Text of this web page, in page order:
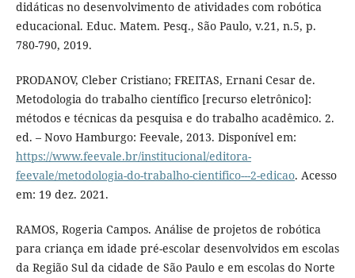
didáticas no desenvolvimento de atividades com robótica
educacional. Educ. Matem. Pesq., São Paulo, v.21, n.5, p.
780-790, 2019.
PRODANOV, Cleber Cristiano; FREITAS, Ernani Cesar de.
Metodologia do trabalho científico [recurso eletrônico]:
métodos e técnicas da pesquisa e do trabalho acadêmico. 2.
ed. – Novo Hamburgo: Feevale, 2013. Disponível em:
https://www.feevale.br/institucional/editora-
feevale/metodologia-do-trabalho-cientifico---2-edicao. Acesso
em: 19 dez. 2021.
RAMOS, Rogeria Campos. Análise de projetos de robótica
para criança em idade pré-escolar desenvolvidos em escolas
da Região Sul da cidade de São Paulo e em escolas do Norte